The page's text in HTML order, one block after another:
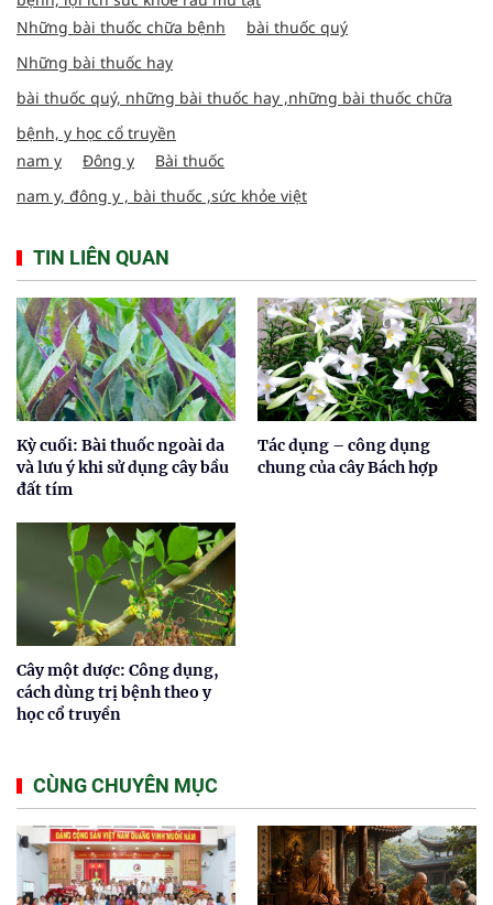
Những bài thuốc chữa bệnh
bài thuốc quý
Những bài thuốc hay
bài thuốc quý, những bài thuốc hay ,những bài thuốc chữa
bệnh, y học cổ truyền
nam y
Đông y
Bài thuốc
nam y, đông y , bài thuốc ,sức khỏe việt
TIN LIÊN QUAN
Kỳ cuối: Bài thuốc ngoài da
và lưu ý khi sử dụng cây bầu
đất tím
Tác dụng – công dụng
chung của cây Bách hợp
Cây một dược: Công dụng,
cách dùng trị bệnh theo y
học cổ truyền
CÙNG CHUYÊN MỤC